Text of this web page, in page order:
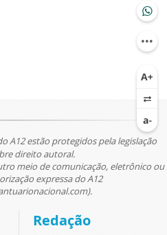
A12 estão protegidos pela legislação
direito autoral.
meio de comunicação, eletrônico ou
expressa do A12
Redação